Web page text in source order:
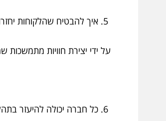
איך להבטיח שהלקוחות
על ידי יצירת חוויות מתמשכות
כל חברה יכולה להיעזר